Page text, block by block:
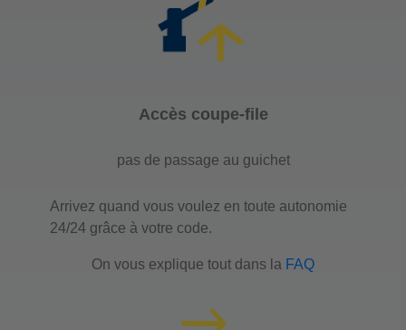
Accès coupe-file
pas de passage au guichet
Arrivez quand vous voulez en toute autonomie
24/24 grâce à votre code.
On vous explique tout dans la FAQ